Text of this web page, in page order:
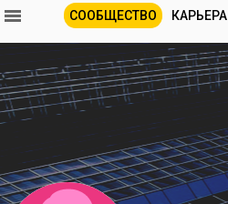
СООБЩЕСТВО КАРЬЕРА